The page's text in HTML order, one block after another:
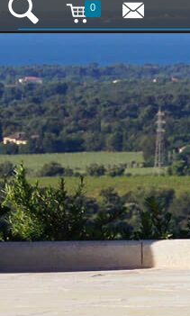
VILLAS VACANCES
LE DOMAINE
RÉSERVATION
Conditions générales de
CONTACT
À VOIR À FAIRE
Les
0